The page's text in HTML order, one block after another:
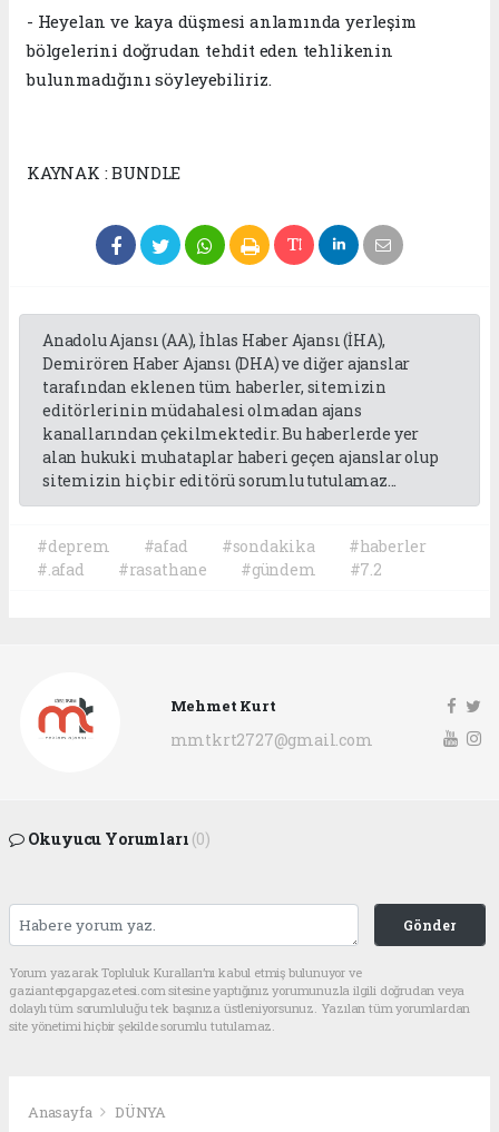
- Heyelan ve kaya düşmesi anlamında yerleşim
bölgelerini doğrudan tehdit eden tehlikenin
bulunmadığını söyleyebiliriz.
KAYNAK : BUNDLE
Anadolu Ajansı (AA), İhlas Haber Ajansı (İHA),
Demirören Haber Ajansı (DHA) ve diğer ajanslar
tarafından eklenen tüm haberler, sitemizin
editörlerinin müdahalesi olmadan ajans
kanallarından çekilmektedir. Bu haberlerde yer
alan hukuki muhataplar haberi geçen ajanslar olup
sitemizin hiç bir editörü sorumlu tutulamaz...
#deprem #afad #sondakika
#haberler
#.afad
#rasathane #gündem #7.2
Mehmet Kurt
mmtkrt2727@gmail.com
Okuyucu Yorumları (0)
Gönder
Yorum yazarak Topluluk Kuralları’nı kabul etmiş bulunuyor ve
gaziantepgapgazetesi.com sitesine yaptığınız yorumunuzla ilgili doğrudan veya
dolaylı tüm sorumluluğu tek başınıza üstleniyorsunuz. Yazılan tüm yorumlardan
site yönetimi hiçbir şekilde sorumlu tutulamaz.
Anasayfa DÜNYA